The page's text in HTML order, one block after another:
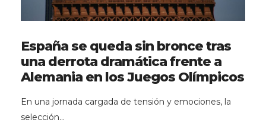
España se queda sin bronce tras
una derrota dramática frente a
Alemania en los Juegos Olímpicos
En una jornada cargada de tensión y emociones, la
selección…